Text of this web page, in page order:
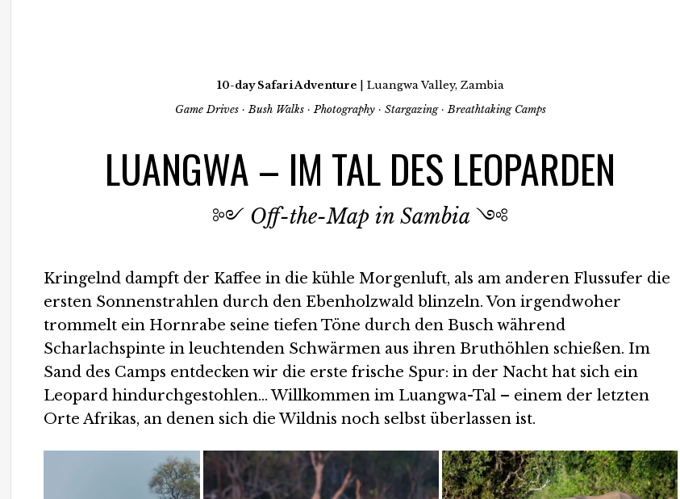
10-day Safari Adventure
| Luangwa Valley, Zambia
Game Drives · Bush Walks · Photography · Stargazing · Breathtaking Camps
LUANGWA – IM TAL DES LEOPARDEN
༻ Off-the-Map in Sambia ༺
Kringelnd dampft der Kaffee in die kühle Morgenluft, als am anderen Flussufer die
ersten Sonnenstrahlen durch den Ebenholzwald blinzeln. Von irgendwoher
trommelt ein Hornrabe seine tiefen Töne durch den Busch während
Scharlachspinte in leuchtenden Schwärmen aus ihren Bruthöhlen schießen. Im
Sand des Camps entdecken wir die erste frische Spur: in der Nacht hat sich ein
Leopard hindurchgestohlen… Willkommen im Luangwa-Tal – einem der letzten
Orte Afrikas, an denen sich die Wildnis noch selbst überlassen ist.